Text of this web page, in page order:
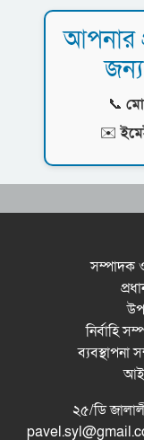
নর্থ
রসময়
বাদশা
আপনার
📞
✉️
সম্পাদক
নির্বাহি
ব্যবস্থাপনা
২৫/ডি